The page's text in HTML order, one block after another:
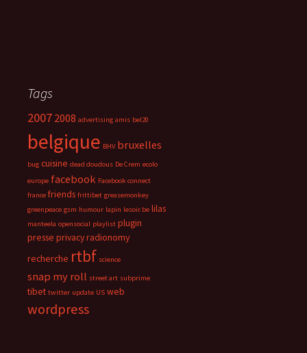
Tags
2007 2008 advertising amis bel20
belgique BHV bruxelles
bug cuisine dead doudous De Crem ecolo
europe facebook Facebook connect
france friends frittibet greasemonkey
greenpeace gsm humour lapin lesoir.be lilas
manteela opensocial playlist plugin
presse privacyradionomy
recherche rtbf science
snap my roll street art subprime
tibet twitter update US web
wordpress